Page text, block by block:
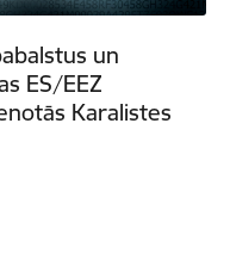
un
ES/EEZ
Karalistes